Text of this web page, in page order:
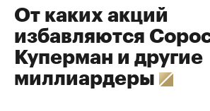
От каких акций
избавляются
Куперман и другие
миллиардеры